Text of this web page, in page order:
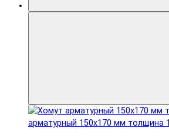
арматурный 150x170 мм толщина